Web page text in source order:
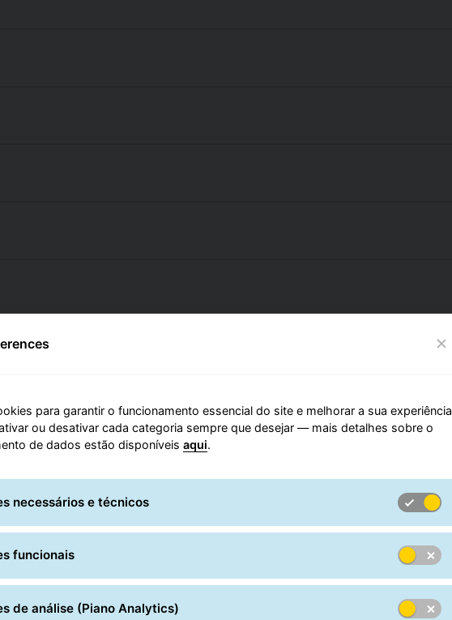
para garantir o funcionamento essencial do site e melhorar a sua experiência
ou desativar cada categoria sempre que desejar — mais detalhes sobre o
de dados estão disponíveis aqui.
necessários e técnicos
funcionais
de análise (Piano Analytics)